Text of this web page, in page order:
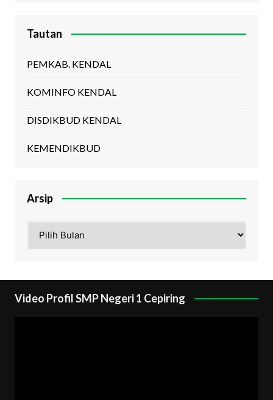
Tautan
PEMKAB. KENDAL
KOMINFO KENDAL
DISDIKBUD KENDAL
KEMENDIKBUD
Arsip
Video Profil SMP Negeri 1 Cepiring